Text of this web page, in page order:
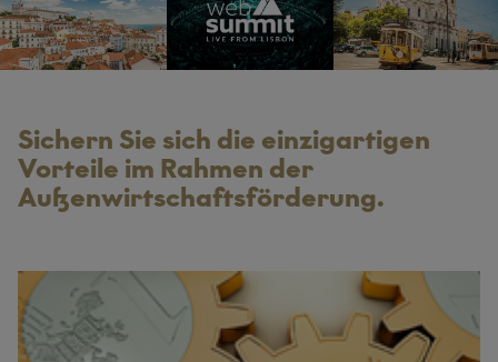
Sichern Sie sich die einzigartigen
Vorteile im Rahmen der
Außenwirtschaftsförderung.